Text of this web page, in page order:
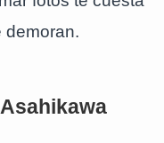
demoran.